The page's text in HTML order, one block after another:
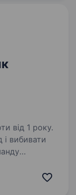
від 1 року.
і вибивати